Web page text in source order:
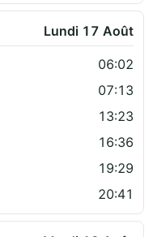
Lundi 17 Août
06:02
07:13
13:23
16:36
19:29
20:41